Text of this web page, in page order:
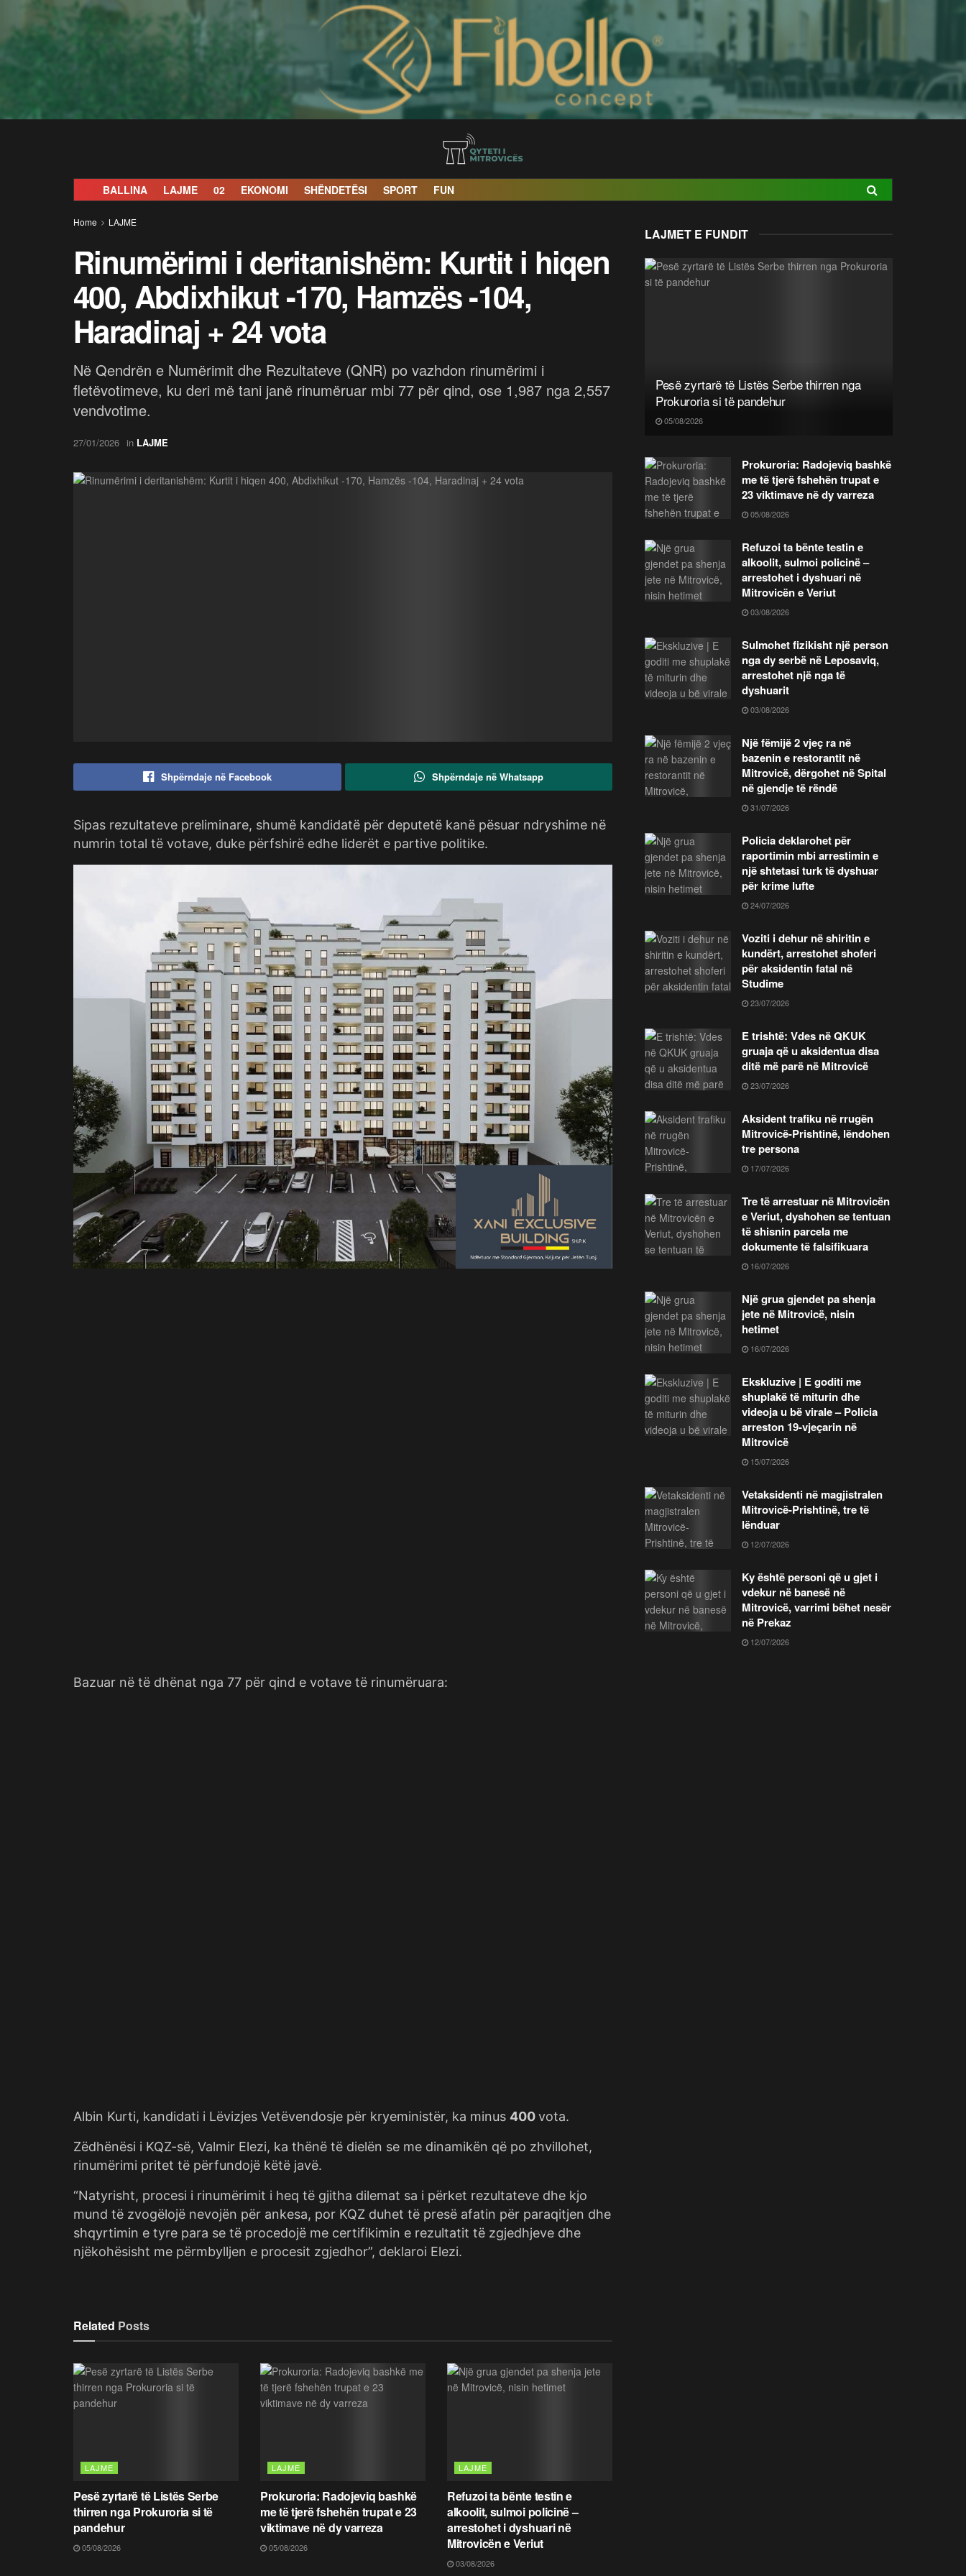
BALLINA LAJME 02 EKONOMI SHËNDETËSI SPORT FUN
Home LAJME
Rinumërimi i deritanishëm: Kurtit i hiqen
400, Abdixhikut -170, Hamzës -104,
Haradinaj + 24 vota
Në Qendrën e Numërimit dhe Rezultateve (QNR) po vazhdon rinumërimi i
fletëvotimeve, ku deri më tani janë rinumëruar mbi 77 për qind, ose 1,987 nga 2,557
vendvotime.
27/01/2026 in LAJME
Shpërndaje në Facebook Shpërndaje në Whatsapp
Sipas rezultateve preliminare, shumë kandidatë për deputetë kanë pësuar ndryshime në
numrin total të votave, duke përfshirë edhe liderët e partive politike.
Bazuar në të dhënat nga 77 për qind e votave të rinumëruara:
Albin Kurti, kandidati i Lëvizjes Vetëvendosje për kryeministër, ka minus 400vota.
Zëdhënësi i KQZ-së, Valmir Elezi, ka thënë të dielën se me dinamikën që po zhvillohet,
rinumërimi pritet të përfundojë këtë javë.
“Natyrisht, procesi i rinumërimit i heq të gjitha dilemat sa i përket rezultateve dhe kjo
mund të zvogëlojë nevojën për ankesa, por KQZ duhet të presë afatin për paraqitjen dhe
shqyrtimin e tyre para se të procedojë me certifikimin e rezultatit të zgjedhjeve dhe
njëkohësisht me përmbylljen e procesit zgjedhor”, deklaroi Elezi.
Related Posts
LAJME
Pesë zyrtarë të Listës Serbe
thirren nga Prokuroria si të
pandehur
05/08/2026
LAJME
Prokuroria: Radojeviq bashkë
me të tjerë fshehën trupat e 23
viktimave në dy varreza
05/08/2026
LAJME
Refuzoi ta bënte testin e
alkoolit, sulmoi policinë –
arrestohet i dyshuari në
Mitrovicën e Veriut
03/08/2026
LAJMET E FUNDIT
Pesë zyrtarë të Listës Serbe thirren nga
Prokuroria si të pandehur
05/08/2026
Prokuroria: Radojeviq bashkë
me të tjerë fshehën trupat e
23 viktimave në dy varreza
05/08/2026
Refuzoi ta bënte testin e
alkoolit, sulmoi policinë –
arrestohet i dyshuari në
Mitrovicën e Veriut
03/08/2026
Sulmohet fizikisht një person
nga dy serbë në Leposaviq,
arrestohet një nga të
dyshuarit
03/08/2026
Një fëmijë 2 vjeç ra në
bazenin e restorantit në
Mitrovicë, dërgohet në Spital
në gjendje të rëndë
31/07/2026
Policia deklarohet për
raportimin mbi arrestimin e
një shtetasi turk të dyshuar
për krime lufte
24/07/2026
Voziti i dehur në shiritin e
kundërt, arrestohet shoferi
për aksidentin fatal në
Studime
23/07/2026
E trishtë: Vdes në QKUK
gruaja që u aksidentua disa
ditë më parë në Mitrovicë
23/07/2026
Aksident trafiku në rrugën
Mitrovicë-Prishtinë, lëndohen
tre persona
17/07/2026
Tre të arrestuar në Mitrovicën
e Veriut, dyshohen se tentuan
të shisnin parcela me
dokumente të falsifikuara
16/07/2026
Një grua gjendet pa shenja
jete në Mitrovicë, nisin
hetimet
16/07/2026
Ekskluzive | E goditi me
shuplakë të miturin dhe
videoja u bë virale – Policia
arreston 19-vjeçarin në
Mitrovicë
15/07/2026
Vetaksidenti në magjistralen
Mitrovicë-Prishtinë, tre të
lënduar
12/07/2026
Ky është personi që u gjet i
vdekur në banesë në
Mitrovicë, varrimi bëhet nesër
në Prekaz
12/07/2026